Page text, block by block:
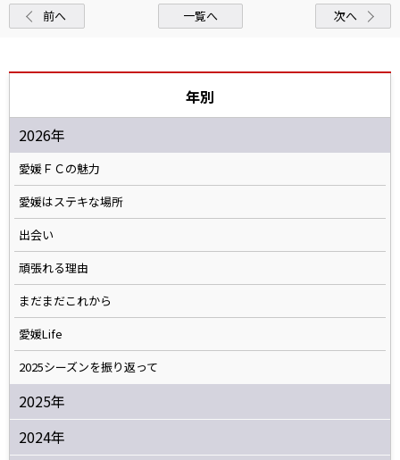
前へ 一覧へ 次へ
年別
2026年
愛媛ＦＣの魅力
愛媛はステキな場所
出会い
頑張れる理由
まだまだこれから
愛媛Life
2025シーズンを振り返って
2025年
2024年